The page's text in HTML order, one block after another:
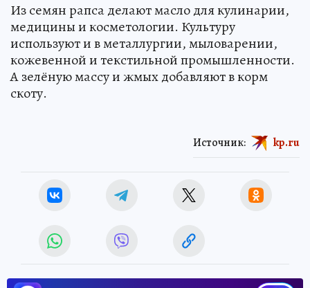
Из семян рапса делают масло для кулинарии,
медицины и косметологии. Культуру
используют и в металлургии, мыловарении,
кожевенной и текстильной промышленности.
А зелёную массу и жмых добавляют в корм
скоту.
Источник: kp.ru